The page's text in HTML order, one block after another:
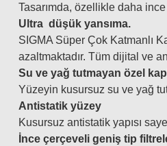
Tasarımda, özellikle daha
Ultra düşük yansıma.
SIGMA Süper Çok Katmanlı
azaltmaktadır. Tüm dijital ve
Su ve yağ tutmayan özel
Yüzeyin kusursuz su ve yağ
Antistatik yüzey
Kusursuz antistatik yapısı
İnce çerçeveli geniş tip